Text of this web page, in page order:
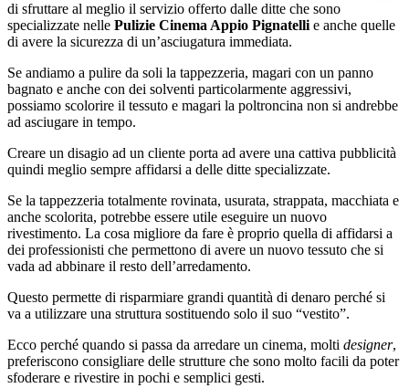
di sfruttare al meglio il servizio offerto dalle ditte che sono
specializzate nelle Pulizie Cinema Appio Pignatelli e anche quelle
di avere la sicurezza di un’asciugatura immediata.
Se andiamo a pulire da soli la tappezzeria, magari con un panno
bagnato e anche con dei solventi particolarmente aggressivi,
possiamo scolorire il tessuto e magari la poltroncina non si andrebbe
ad asciugare in tempo.
Creare un disagio ad un cliente porta ad avere una cattiva pubblicità
quindi meglio sempre affidarsi a delle ditte specializzate.
Se la tappezzeria totalmente rovinata, usurata, strappata, macchiata e
anche scolorita, potrebbe essere utile eseguire un nuovo
rivestimento. La cosa migliore da fare è proprio quella di affidarsi a
dei professionisti che permettono di avere un nuovo tessuto che si
vada ad abbinare il resto dell’arredamento.
Questo permette di risparmiare grandi quantità di denaro perché si
va a utilizzare una struttura sostituendo solo il suo “vestito”.
Ecco perché quando si passa da arredare un cinema, molti designer,
preferiscono consigliare delle strutture che sono molto facili da poter
sfoderare e rivestire in pochi e semplici gesti.